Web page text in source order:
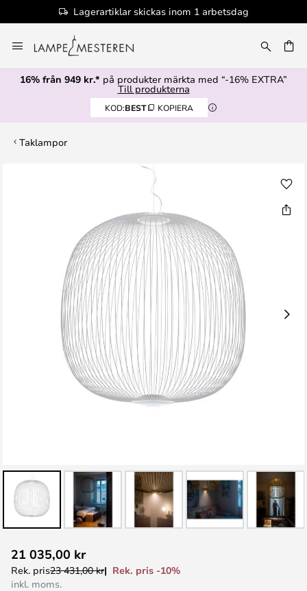
Lagerartiklar skickas inom 1 arbetsdag
till
innehållet
16% från 949 kr.* på produkter märkta med “-16% EXTRA”
Till produkterna
KOD:BEST KOPIERA
Taklampor
till
början
21 035,00 kr
Rek. pris23 431,00 kr
Rek. pris -10%
inkl. moms.